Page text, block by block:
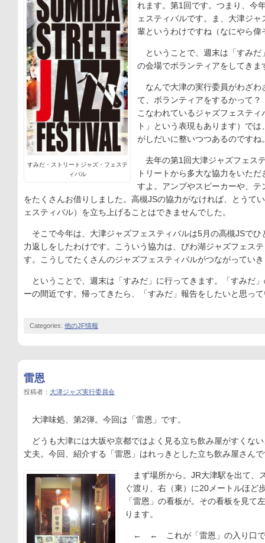
すみだ・ストリートジャズ・フェステ
ィバル
れます。第1回です。つまり、今
ェスティバルです。ま、大津ジ
輩というわけですね（なにやら
ということで、週末は「すみだ
の会場でボランティアをしてきま
なんで大津の実行委員がわざわ
て、ボランティアをするかって
こなわれているジャズフェステ
ト」という表現もあります）で
がしだいに整いつつあるのですね
去年の第1回大津ジャズフェス
トリートから多大な協力をいた
すよ。アンプやスピーカーや、
をたくさんお借りしました。高槻JSの協力がなければ、とうて
ェスティバル）を立ち上げることはできませんでした。
そこで今年は、大津ジャズフェスティバルは5月の高槻JSでひ
力返しをしたわけです。こういう協力は、びわ湖ジャズフェス
す。こうしてたくさんのジャズフェスティバルがつながってい
ということで、週末は「すみだ」に行ってきます。「すみだ
ーの間近です。帰ってきたら、「すみだ」報告をしたいと思っ
Categories: 他のJF情報
雷恩
投稿者： 大津ジャズ実行委員会
大津味処、第2弾。今回は「雷恩」です。
どうも大津には大坂や京都ではよく見る立ち飲み屋がすくな
丈夫。今回、紹介する「雷恩」はれっきとした立ち飲み屋さん
まず場所から。JR大津駅を出て、
ぐ渡り、右（東）に20メートルほど
「雷恩」の看板が。その看板を見て
ります。
← ← これが「雷恩」の入り口で